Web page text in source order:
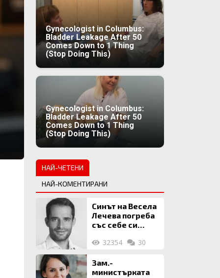
Gynecologist in Columbus:
Bladder Leakage After 50
Comes Down to 1 Thing
(Stop Doing This)
Gynecologist in Columbus:
Bladder Leakage After 50
Comes Down to 1 Thing
(Stop Doing This)
НАЙ-ЧЕТЕНИ
НАЙ-КОМЕНТИРАНИ
Синът на Весела
Лечева погреба
със себе си
млн. евро
32354 30
Зам.-
министърката